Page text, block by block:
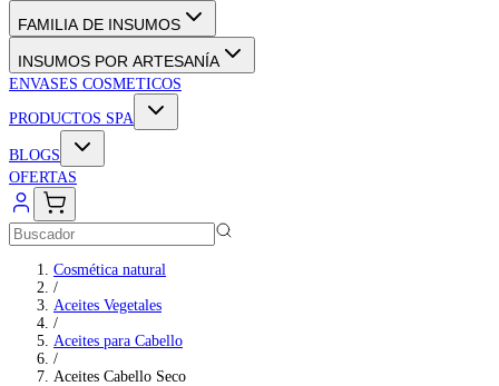
FAMILIA DE INSUMOS
INSUMOS POR ARTESANÍA
ENVASES COSMETICOS
PRODUCTOS SPA
BLOGS
OFERTAS
Cosmética natural
/
Aceites Vegetales
/
Aceites para Cabello
/
Aceites Cabello Seco